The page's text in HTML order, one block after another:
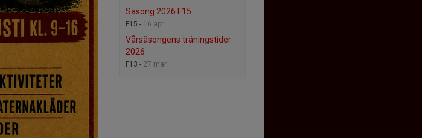
Säsong 2026 F15
F15 - 16 apr
Vårsäsongens träningstider
2026
F13 - 27 mar